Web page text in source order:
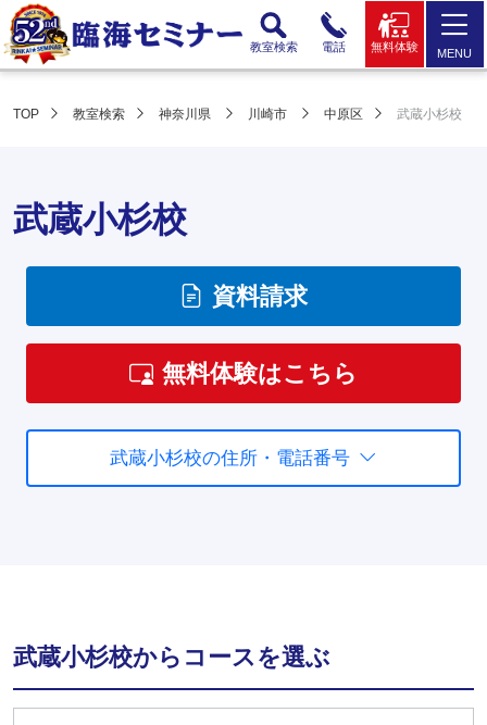
教室検索 電話 無料体験 MENU
TOP 教室検索 神奈川県 川崎市 中原区 武蔵小杉校
武蔵小杉校
資料請求
無料体験はこちら
武蔵小杉校の住所・電話番号
武蔵小杉校からコースを選ぶ